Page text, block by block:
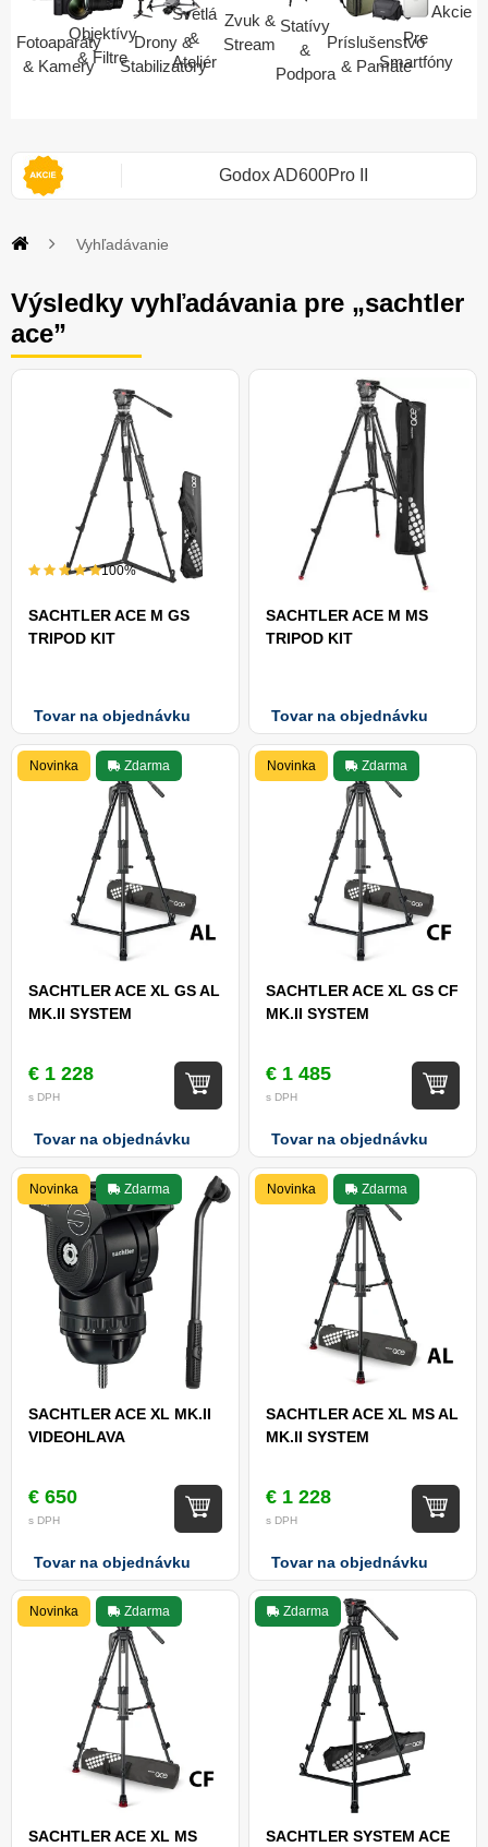
Fotoaparáty
& Kamery
Objektívy
& Filtre
Drony &
Stabilizátory
Svetlá
&
Ateliér
Zvuk &
Stream
Statívy
&
Podpora
Príslušenstvo
& Pamäte
Pre
Smartfóny
Akcie
2S Godox AD600Pro II
Vyhľadávanie
Výsledky vyhľadávania pre „sachtler
ace”
100%
SACHTLER ACE M GS
TRIPOD KIT
Tovar na objednávku
SACHTLER ACE M MS
TRIPOD KIT
Tovar na objednávku
Novinka Zdarma
SACHTLER ACE XL GS AL
MK.II SYSTEM
€ 1 228
s DPH
Tovar na objednávku
Novinka Zdarma
SACHTLER ACE XL GS CF
MK.II SYSTEM
€ 1 485
s DPH
Tovar na objednávku
Novinka Zdarma
SACHTLER ACE XL MK.II
VIDEOHLAVA
€ 650
s DPH
Tovar na objednávku
Novinka Zdarma
SACHTLER ACE XL MS AL
MK.II SYSTEM
€ 1 228
s DPH
Tovar na objednávku
Novinka Zdarma
SACHTLER ACE XL MS
Zdarma
SACHTLER SYSTEM ACE